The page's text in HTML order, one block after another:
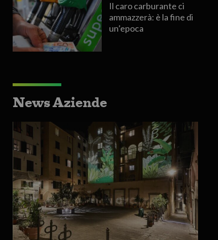
Il caro carburante ci
ammazzerà: è la fine di
un’epoca
News Aziende